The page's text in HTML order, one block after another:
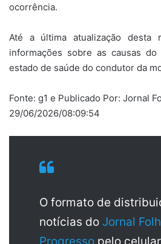
ocorrência.
Até a última atualização desta
informações sobre as causas
estado de saúde do condutor da
Fonte: g1 e Publicado Por: Jornal
29/06/2026/08:09:54
O formato de
notícias do Jornal